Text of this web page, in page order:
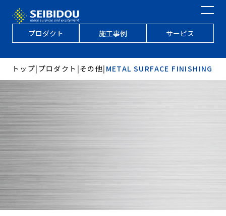
プロダクト 施工事例 サービス
トップ| プロダクト |その他| METAL SURFACE FINISHING